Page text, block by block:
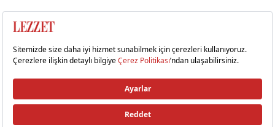
© 2026 Lezzet Online. Tüm hakları saklıdır.